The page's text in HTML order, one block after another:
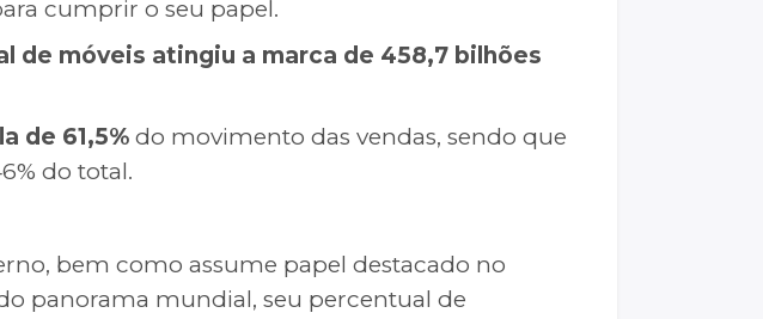
cumprir o seu papel.
de móveis atingiu a marca de 458,7 bilhões
de 61,5% do movimento das vendas, sendo que
do total.
bem como assume papel destacado no
panorama mundial, seu percentual de